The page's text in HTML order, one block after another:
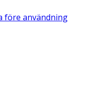
före användning